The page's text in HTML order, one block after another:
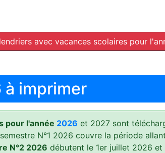
avec vacances scolaires pour
imprimer
pour l'année 2026 et 2027 sont
N°1 2026 couvre la période
N°2 2026 débutent le 1er juillet 2026 et